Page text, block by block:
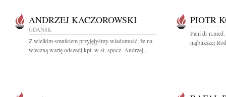
ANDRZEJ KACZOROWSKI
GDAŃSK
Z wielkim smutkiem przyjęłyśmy wiadomość, że na
wieczną wartę odszedł kpt. w st. spocz. Andrzej...
PIOTR
Pani dr
najbliższej